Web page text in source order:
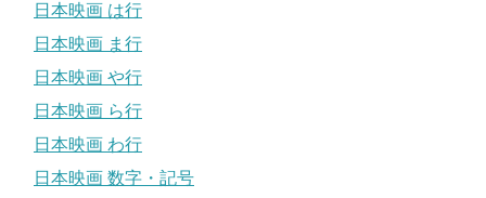
日本映画 は行
日本映画 ま行
日本映画 や行
日本映画 ら行
日本映画 わ行
日本映画 数字・記号